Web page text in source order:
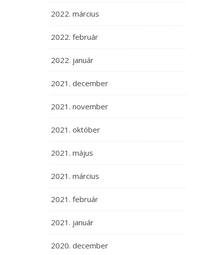
2022. március
2022. február
2022. január
2021. december
2021. november
2021. október
2021. május
2021. március
2021. február
2021. január
2020. december